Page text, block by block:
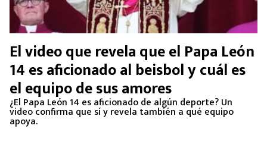
El video que revela que el Papa León
14 es aficionado al beisbol y cuál es
el equipo de sus amores
¿El Papa León 14 es aficionado de algún deporte? Un
video confirma que sí y revela también a qué equipo
apoya.